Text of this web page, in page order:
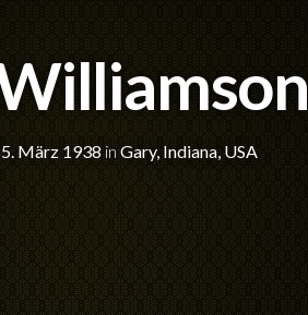
5. März 1938 in Gary, Indiana, USA